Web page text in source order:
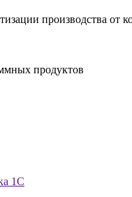
производства от
продуктов
1С